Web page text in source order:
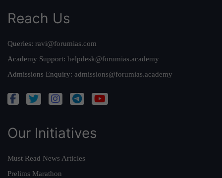
Reach Us
Queries: ravi@forumias.com
Academy Support: helpdesk@forumias.academy
Admissions Enquiry: admissions@forumias.academy
Our Initiatives
Must Read News Articles
Prelims Marathon